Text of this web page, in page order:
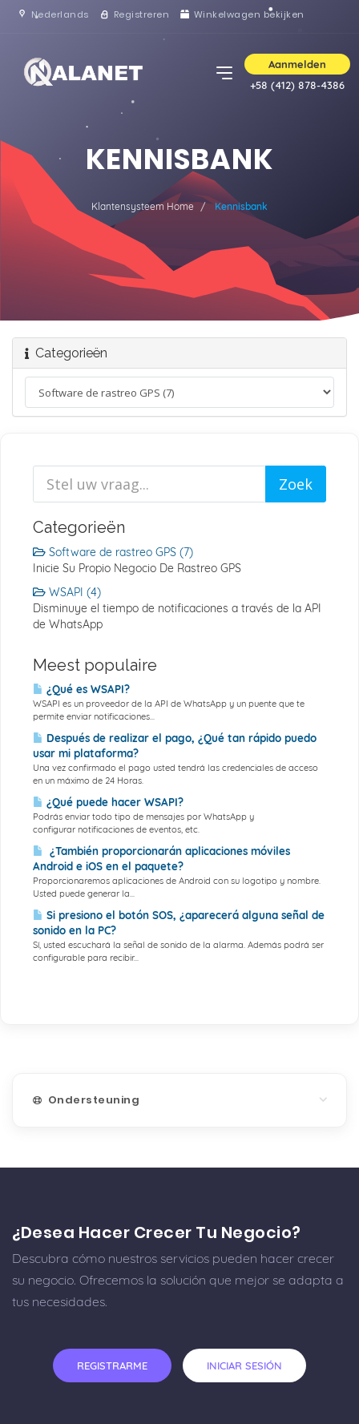
Nederlands Registreren Winkelwagen bekijken
Aanmelden
+58 (412) 878-4386
KENNISBANK
Klantensysteem Home Kennisbank
Categorieën
Categorieën
Software de rastreo GPS (7)
Inicie Su Propio Negocio De Rastreo GPS
WSAPI (4)
Disminuye el tiempo de notificaciones a través de la API
de WhatsApp
Meest populaire
¿Qué es WSAPI?
WSAPI es un proveedor de la API de WhatsApp y un puente que te
permite enviar notificaciones...
Después de realizar el pago, ¿Qué tan rápido puedo
usar mi plataforma?
Una vez confirmado el pago usted tendrá las credenciales de acceso
en un máximo de 24 Horas.
¿Qué puede hacer WSAPI?
Podrás enviar todo tipo de mensajes por WhatsApp y
configurar notificaciones de eventos, etc.
¿También proporcionarán aplicaciones móviles
Android e iOS en el paquete?
Proporcionaremos aplicaciones de Android con su logotipo y nombre.
Usted puede generar la...
Si presiono el botón SOS, ¿aparecerá alguna señal de
sonido en la PC?
Sí, usted escuchará la señal de sonido de la alarma. Además podrá ser
configurable para recibir...
Ondersteuning
¿Desea Hacer Crecer Tu Negocio?
Descubra cómo nuestros servicios pueden hacer crecer
su negocio. Ofrecemos la solución que mejor se adapta a
tus necesidades.
REGISTRARME INICIAR SESIÓN